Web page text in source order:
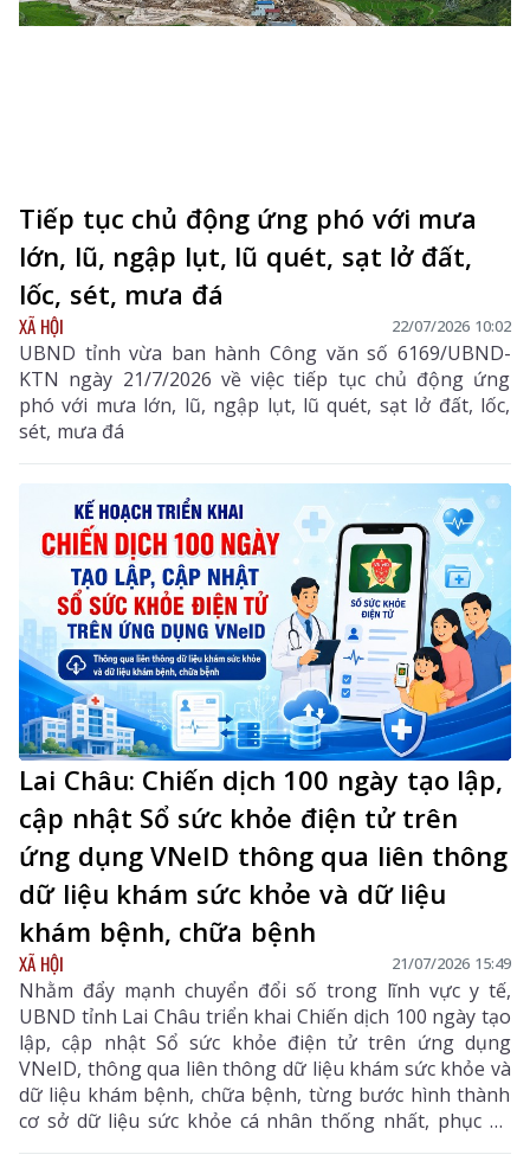
Tiếp tục chủ động ứng phó với mưa
lớn, lũ, ngập lụt, lũ quét, sạt lở đất,
lốc, sét, mưa đá
XÃ HỘI 22/07/2026 10:02
UBND tỉnh vừa ban hành Công văn số 6169/UBND-
KTN ngày 21/7/2026 về việc tiếp tục chủ động ứng
phó với mưa lớn, lũ, ngập lụt, lũ quét, sạt lở đất, lốc,
sét, mưa đá
Lai Châu: Chiến dịch 100 ngày tạo lập,
cập nhật Sổ sức khỏe điện tử trên
ứng dụng VNeID thông qua liên thông
dữ liệu khám sức khỏe và dữ liệu
khám bệnh, chữa bệnh
XÃ HỘI 21/07/2026 15:49
Nhằm đẩy mạnh chuyển đổi số trong lĩnh vực y tế,
UBND tỉnh Lai Châu triển khai Chiến dịch 100 ngày tạo
lập, cập nhật Sổ sức khỏe điện tử trên ứng dụng
VNeID, thông qua liên thông dữ liệu khám sức khỏe và
dữ liệu khám bệnh, chữa bệnh, từng bước hình thành
cơ sở dữ liệu sức khỏe cá nhân thống nhất, phục vụ
quản lý sức khỏe toàn dân.